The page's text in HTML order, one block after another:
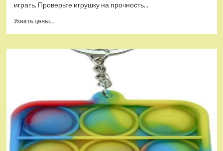
играть. Проверьте игрушку на прочность...
Узнать цены...
Тянущаяся
Паук
Водная